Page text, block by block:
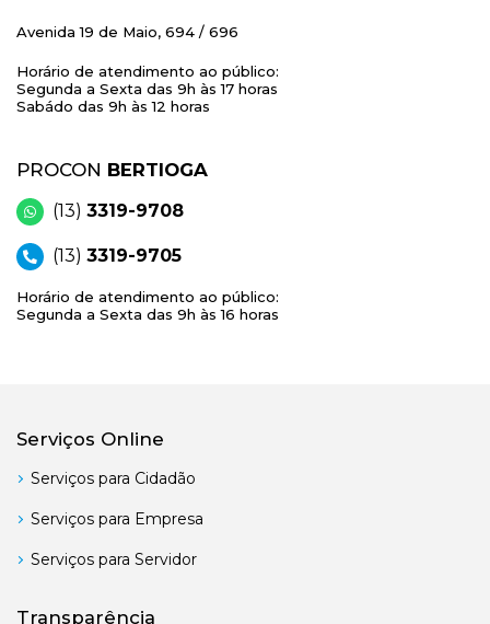
Avenida 19 de Maio, 694 / 696
Horário de atendimento ao público:
Segunda a Sexta das 9h às 17 horas
Sabádo das 9h às 12 horas
PROCON BERTIOGA
(13) 3319-9708
(13) 3319-9705
Horário de atendimento ao público:
Segunda a Sexta das 9h às 16 horas
Serviços Online
Serviços para Cidadão
Serviços para Empresa
Serviços para Servidor
Transparência